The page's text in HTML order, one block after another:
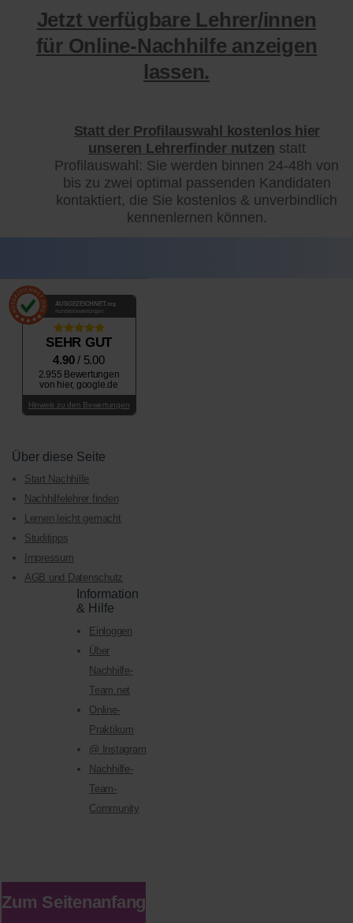
Jetzt verfügbare Lehrer/innen
für Online-Nachhilfe anzeigen
lassen.
Statt der Profilauswahl kostenlos hier
unseren Lehrerfinder nutzen statt
Profilauswahl: Sie werden binnen 24-48h von
bis zu zwei optimal passenden Kandidaten
kontaktiert, die Sie kostenlos & unverbindlich
kennenlernen können.
AUSGEZEICHNET.org
Kundenbewertungen
SEHR GUT
4.90/ 5.00
2.955 Bewertungen
von hier, google.de
Hinweis zu den Bewertungen
Über diese Seite
Start Nachhilfe
Nachhilfelehrer finden
Lernen leicht gemacht
Studitipps
Impressum
AGB und Datenschutz
Information
& Hilfe
Einloggen
Über
Nachhilfe-
Team.net
Online-
Praktikum
@ Instagram
Nachhilfe-
Team-
Community
Zum Seitenanfang